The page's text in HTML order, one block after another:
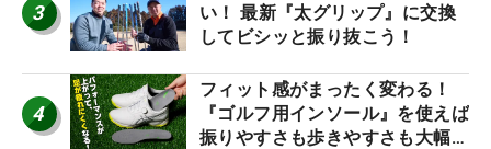
3
い！ 最新『太グリップ』に交換
してビシッと振り抜こう！
4
フィット感がまったく変わる！
『ゴルフ用インソール』を使えば
振りやすさも歩きやすさも大幅に